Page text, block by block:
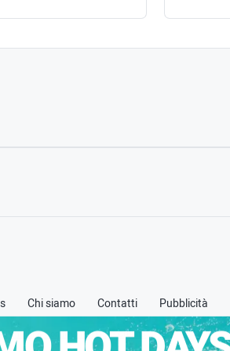
Chi siamo Contatti Pubblicità
Termini & Condizioni (TOS)-Credits